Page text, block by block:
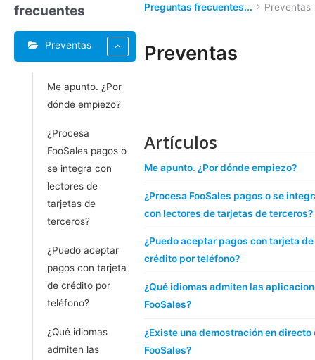
frecuentes
Preventas
Me apunto. ¿Por
dónde empiezo?
¿Procesa
FooSales pagos o
se integra con
lectores de
tarjetas de
terceros?
¿Puedo aceptar
pagos con tarjeta
de crédito por
teléfono?
¿Qué idiomas
admiten las
Preguntas frecuentes...
Preventas
Preventas
Artículos
Me apunto. ¿Por dónde empiezo?
¿Procesa FooSales pagos o se
con lectores de tarjetas de terceros?
¿Puedo aceptar pagos con tarjeta de
crédito por teléfono?
¿Qué idiomas admiten las
FooSales?
¿Existe una demostración en directo
FooSales?